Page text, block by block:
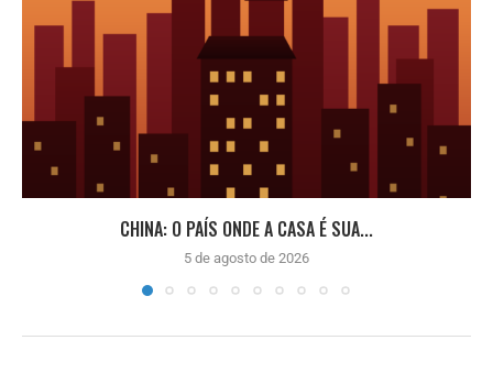
CHINA: O PAÍS ONDE A CASA É SUA...
5 de agosto de 2026